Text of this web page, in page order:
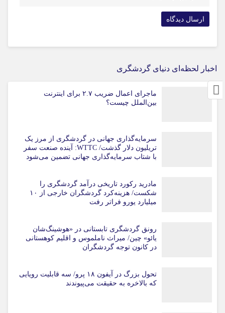
اخبار لحظه‌ای دنیای گردشگری
ماجرای اعمال ضریب ۲.۷ برای اینترنت
بین‌الملل چیست؟
سرمایه‌گذاری جهانی در گردشگری از مرز یک
تریلیون دلار گذشت/ WTTC: آینده صنعت سفر
با شتاب سرمایه‌گذاری جهانی تضمین می‌شود
مادرید رکورد تاریخی درآمد گردشگری را
شکست/ هزینه‌کرد گردشگران خارجی از ۱۰
میلیارد یورو فراتر رفت
رونق گردشگری تابستانی در «هوشینگ‌شان
یائو» چین/ میراث ناملموس و اقلیم کوهستانی
در کانون توجه گردشگران
تحول بزرگ در آیفون ۱۸ پرو/ سه قابلیت رویایی
که بالاخره به حقیقت می‌پیوندند